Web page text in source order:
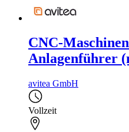
CNC-
Anlagenführer
avitea GmbH
Vollzeit